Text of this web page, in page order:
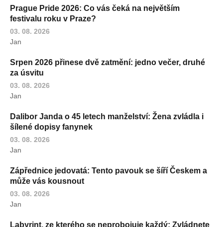
Prague Pride 2026: Co vás čeká na největším
festivalu roku v Praze?
03. 08. 2026
Jan
Srpen 2026 přinese dvě zatmění: jedno večer, druhé
za úsvitu
03. 08. 2026
Jan
Dalibor Janda o 45 letech manželství: Žena zvládla i
šílené dopisy fanynek
03. 08. 2026
Jan
Zápřednice jedovatá: Tento pavouk se šíří Českem a
může vás kousnout
03. 08. 2026
Jan
Labyrint, ze kterého se neprobojuje každý: Zvládnete